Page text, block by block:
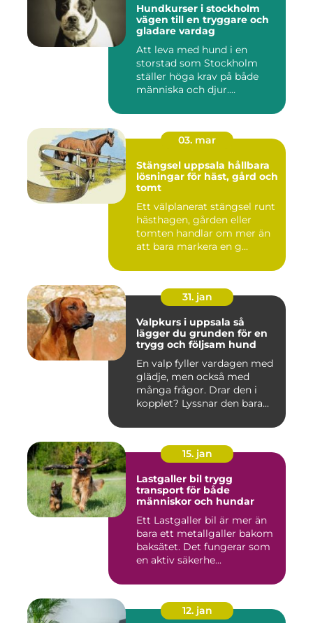
Hundkurser i stockholm
vägen till en tryggare och
gladare vardag
Att leva med hund i en
storstad som Stockholm
ställer höga krav på både
människa och djur.
03. mar
Stängsel uppsala hållbara
lösningar för häst, gård och
tomt
Ett välplanerat stängsel runt
hästhagen, gården eller
tomten handlar om mer än
att bara markera en g...
31. jan
Valpkurs i uppsala så
lägger du grunden för en
trygg och följsam hund
En valp fyller vardagen med
glädje, men också med
många frågor. Drar den i
kopplet? Lyssnar den bara...
15. jan
Lastgaller bil trygg
transport för både
människor och hundar
Ett Lastgaller bil är mer än
bara ett metallgaller bakom
baksätet. Det fungerar som
en aktiv säkerhe...
12. jan